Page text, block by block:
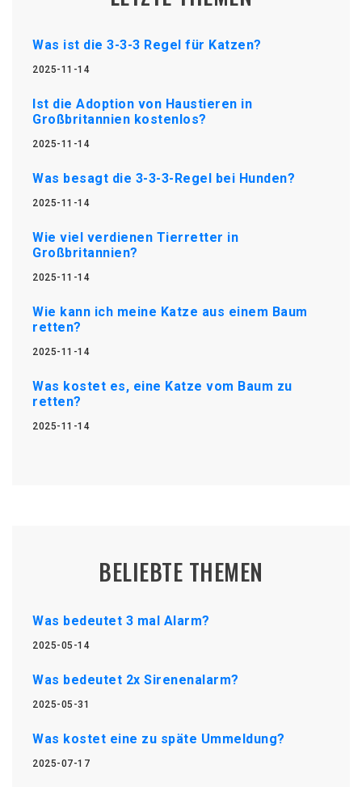
Was ist die 3-3-3 Regel für Katzen?
2025-11-14
Ist die Adoption von Haustieren in
Großbritannien kostenlos?
2025-11-14
Was besagt die 3-3-3-Regel bei Hunden?
2025-11-14
Wie viel verdienen Tierretter in
Großbritannien?
2025-11-14
Wie kann ich meine Katze aus einem Baum
retten?
2025-11-14
Was kostet es, eine Katze vom Baum zu
retten?
2025-11-14
BELIEBTE THEMEN
Was bedeutet 3 mal Alarm?
2025-05-14
Was bedeutet 2x Sirenenalarm?
2025-05-31
Was kostet eine zu späte Ummeldung?
2025-07-17